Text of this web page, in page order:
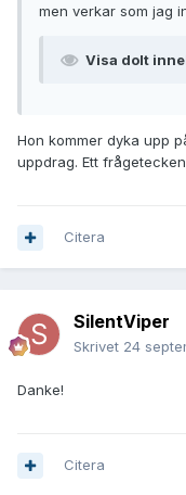
men verkar som jag
Visa dolt
Hon kommer dyka upp
uppdrag. Ett
Citera
SilentViper
Skrivet 24
Danke!
Citera